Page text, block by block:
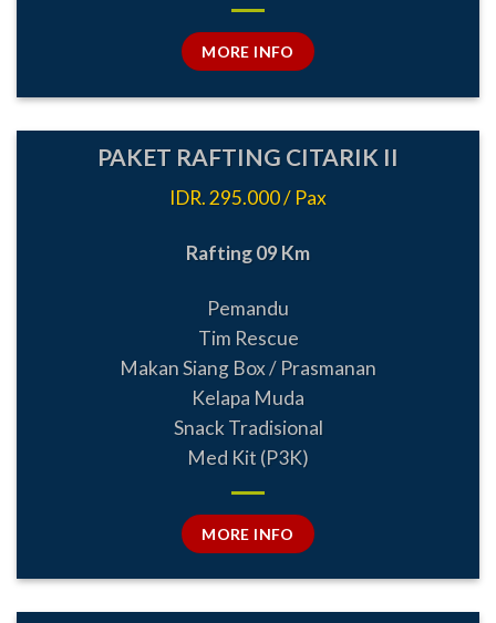
MORE INFO
PAKET RAFTING CITARIK II
IDR. 295.000 / Pax
Rafting 09 Km
Pemandu
Tim Rescue
Makan Siang Box / Prasmanan
Kelapa Muda
Snack Tradisional
Med Kit (P3K)
MORE INFO